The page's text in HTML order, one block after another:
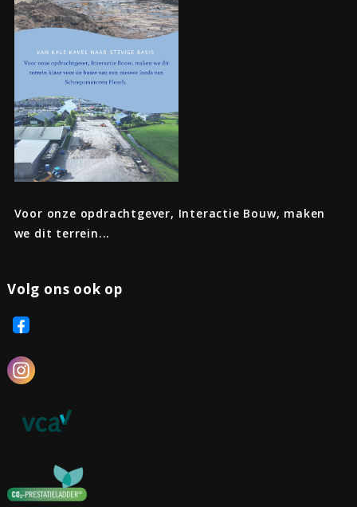
Voor onze opdrachtgever, Interactie Bouw, maken
we dit terrein...
Volg ons ook op